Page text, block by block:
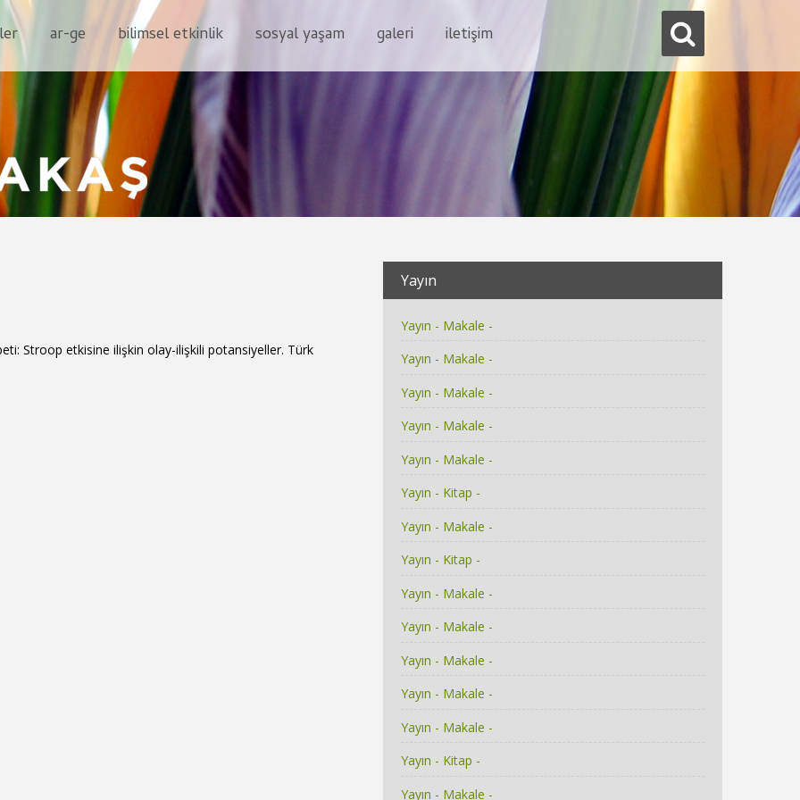
ar-ge bilimsel etkinlik sosyal yaşam galeri i̇letişim
Stroop etkisine ilişkin olay-ilişkili potansiyeller. Türk
Yayın
Yayın - Makale -
Yayın - Makale -
Yayın - Makale -
Yayın - Makale -
Yayın - Makale -
Yayın - Kitap -
Yayın - Makale -
Yayın - Kitap -
Yayın - Makale -
Yayın - Makale -
Yayın - Makale -
Yayın - Makale -
Yayın - Makale -
Yayın - Kitap -
Yayın - Makale -